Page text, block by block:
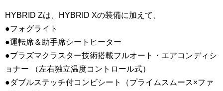
HYBRID Zは、HYBRID Xの装備に加えて、
●フォグライト
●運転席＆助手席シートヒーター
●プラズマクラスター技術搭載フルオート・エアコンディシ
ョナー （左右独立温度コントロール式）
●ダブルステッチ付コンビシート（プライムスムース×ファ